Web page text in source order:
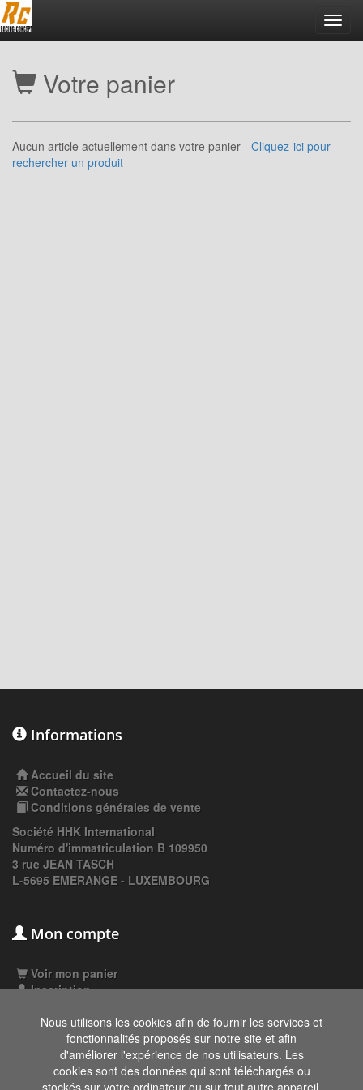
Votre panier
Aucun article actuellement dans votre panier - Cliquez-ici pour
rechercher un produit
Informations
Accueil du site
Contactez-nous
Conditions générales de vente
Société HHK International
Numéro d'immatriculation B 109950
3 rue JEAN TASCH
L-5695 EMERANGE - LUXEMBOURG
Mon compte
Voir mon panier
Inscription
Les données affichées ici, particulièrement la
base de donnée complète, ne doivent pas être
Nous utilisons les cookies afin de fournir les services et
fonctionnalités proposés sur notre site et afin
d'améliorer l'expérience de nos utilisateurs. Les
cookies sont des données qui sont téléchargés ou
stockés sur votre ordinateur ou sur tout autre appareil.